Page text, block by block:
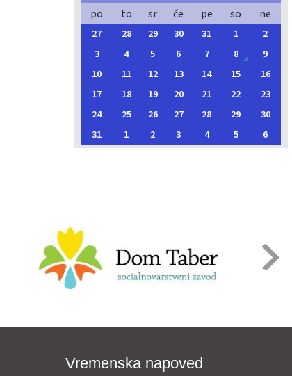
po
to sr če pe so ne
27 28 29 30 31 1
2
3
4 5 6 7 8
9
10
11 12 13 14 15
16
17
18 19 20 21 22
23
24
25 26 27 28 29
30
31
1 2 3 4 5 6
Vremenska napoved